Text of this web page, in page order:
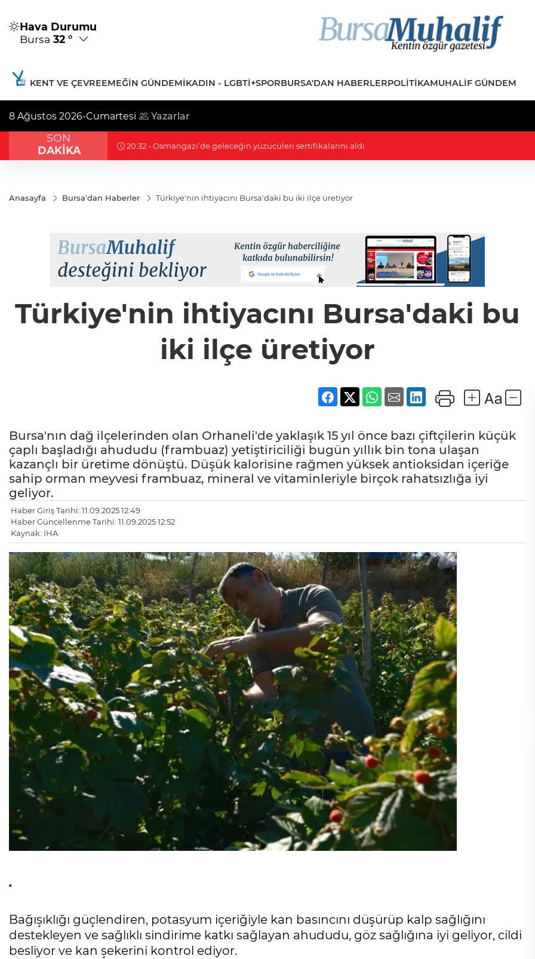
Hava Durumu
Bursa 32 °
KENT VE ÇEVREEMEĞIN GÜNDEMIKADIN - LGBTİ+SPORBURSA'DAN HABERLERPOLITIKAMUHALIF GÜNDEM
8 Ağustos 2026-Cumartesi Yazarlar
SON
DAKİKA
20:26 - Nilüfer’de Kent Rehberi ve İmar Durumu Sorgulama yenilendi
Anasayfa Bursa'dan Haberler Türkiye'nin ihtiyacını Bursa'daki bu iki ilçe üretiyor
Türkiye'nin ihtiyacını Bursa'daki bu
iki ilçe üretiyor
Bursa'nın dağ ilçelerinden olan Orhaneli'de yaklaşık 15 yıl önce bazı çiftçilerin küçük
çaplı başladığı ahududu (frambuaz) yetiştiriciliği bugün yıllık bin tona ulaşan
kazançlı bir üretime dönüştü. Düşük kalorisine rağmen yüksek antioksidan içeriğe
sahip orman meyvesi frambuaz, mineral ve vitaminleriyle birçok rahatsızlığa iyi
geliyor.
Haber Giriş Tarihi: 11.09.2025 12:49
Haber Güncellenme Tarihi: 11.09.2025 12:52
Kaynak: İHA
Bağışıklığı güçlendiren, potasyum içeriğiyle kan basıncını düşürüp kalp sağlığını
destekleyen ve sağlıklı sindirime katkı sağlayan ahududu, göz sağlığına iyi geliyor, cildi
besliyor ve kan şekerini kontrol ediyor.